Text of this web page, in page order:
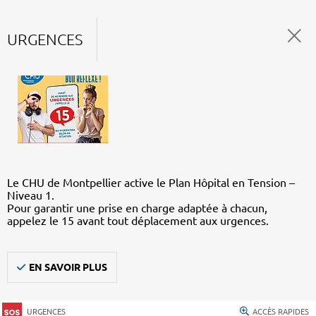
URGENCES
Le CHU de Montpellier active le Plan Hôpital en Tension –
Niveau 1.
Pour garantir une prise en charge adaptée à chacun,
appelez le 15 avant tout déplacement aux urgences.
EN SAVOIR PLUS
URGENCES ACCÈS RAPIDES